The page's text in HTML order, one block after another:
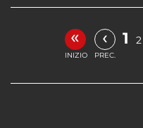
«
INIZIO
‹
PREC.
1 2